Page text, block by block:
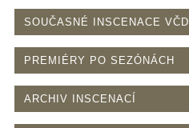
SOUČASNÉ INSCENACE VČD
PREMIÉRY PO SEZÓNÁCH
ARCHIV INSCENACÍ